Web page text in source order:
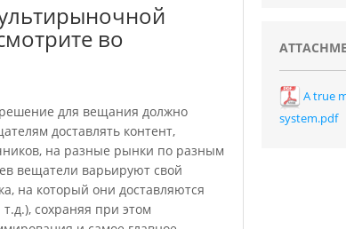
во
для вещания должно
доставлять контент,
на разные рынки по разным
вещатели варьируют свой
на который они доставляются
сохраняя при этом
A true
system.pdf